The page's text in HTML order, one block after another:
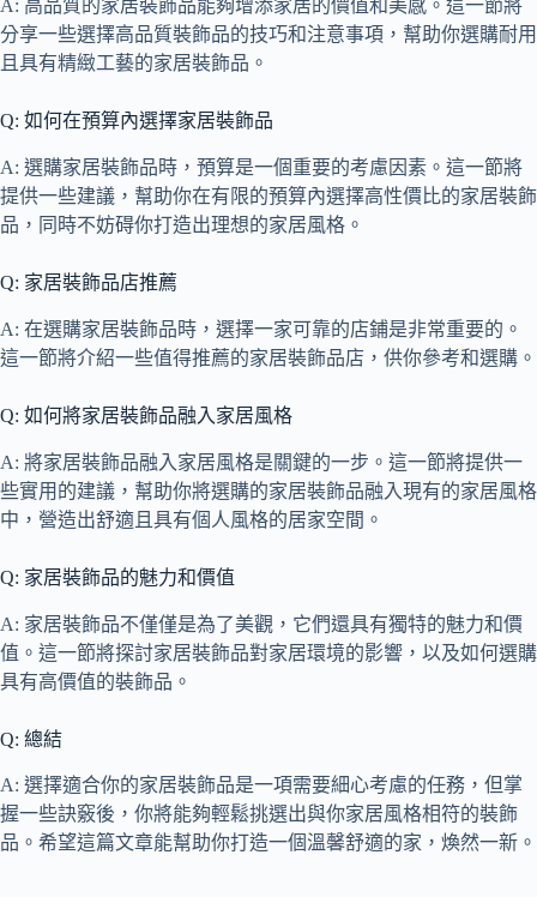
A: 高品質的家居裝飾品能夠增添家居的價值和美感。這一節將
分享一些選擇高品質裝飾品的技巧和注意事項，幫助你選購耐用
且具有精緻工藝的家居裝飾品。
Q: 如何在預算內選擇家居裝飾品
A: 選購家居裝飾品時，預算是一個重要的考慮因素。這一節將
提供一些建議，幫助你在有限的預算內選擇高性價比的家居裝飾
品，同時不妨碍你打造出理想的家居風格。
Q: 家居裝飾品店推薦
A: 在選購家居裝飾品時，選擇一家可靠的店鋪是非常重要的。
這一節將介紹一些值得推薦的家居裝飾品店，供你參考和選購。
Q: 如何將家居裝飾品融入家居風格
A: 將家居裝飾品融入家居風格是關鍵的一步。這一節將提供一
些實用的建議，幫助你將選購的家居裝飾品融入現有的家居風格
中，營造出舒適且具有個人風格的居家空間。
Q: 家居裝飾品的魅力和價值
A: 家居裝飾品不僅僅是為了美觀，它們還具有獨特的魅力和價
值。這一節將探討家居裝飾品對家居環境的影響，以及如何選購
具有高價值的裝飾品。
Q: 總結
A: 選擇適合你的家居裝飾品是一項需要細心考慮的任務，但掌
握一些訣竅後，你將能夠輕鬆挑選出與你家居風格相符的裝飾
品。希望這篇文章能幫助你打造一個溫馨舒適的家，煥然一新。